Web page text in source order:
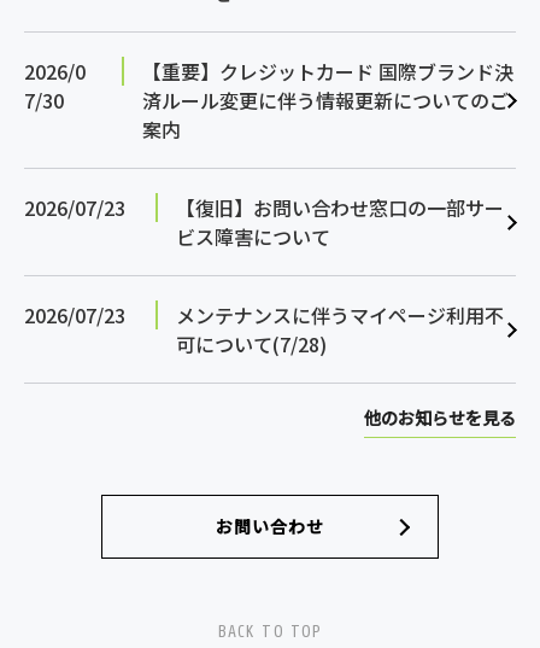
2026/0
7/30
【重要】クレジットカード 国際ブランド決
済ルール変更に伴う情報更新についてのご
案内
2026/07/23
【復旧】お問い合わせ窓口の一部サー
ビス障害について
2026/07/23
メンテナンスに伴うマイページ利用不
可について(7/28)
他のお知らせを見る
お問い合わせ
BACK TO TOP